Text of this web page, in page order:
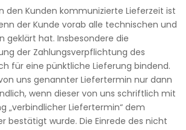
den Kunden kommunizierte Lieferzeit ist
der Kunde vorab alle technischen und
geklärt hat. Insbesondere die
der Zahlungsverpflichtung des
für eine pünktliche Lieferung bindend.
uns genannter Liefertermin nur dann
wenn dieser von uns schriftlich mit
„verbindlicher Liefertermin“ dem
bestätigt wurde. Die Einrede des nicht